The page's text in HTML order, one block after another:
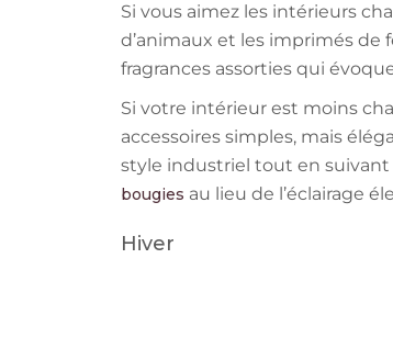
Si vous aimez les intérieurs
d’animaux et les imprimés de
fragrances assorties qui
Si votre intérieur est moins
accessoires simples, mais
style industriel tout en suivant
bougies au lieu de l’éclairage
Hiver